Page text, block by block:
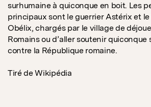
surhumaine à quiconque en boit. Les
principaux sont le guerrier Astérix et
Obélix, chargés par le village de
Romains ou d’aller soutenir quiconque
contre la République romaine.
Tiré de Wikipédia